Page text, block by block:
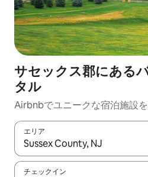
サセックス郡にある
タル
Airbnbでユニークな宿泊施設
エリア
検索結果が表示されたら、上下
チェックイン